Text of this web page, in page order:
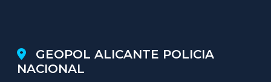
GEOPOL ALICANTE POLICIA
NACIONAL